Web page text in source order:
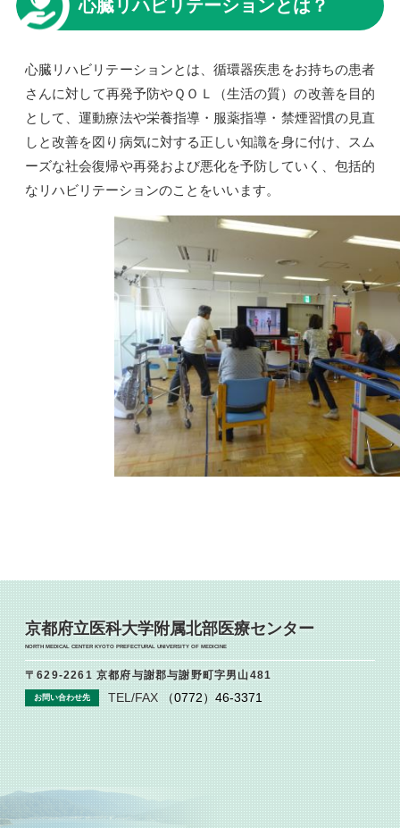
心臓リハビリテーションとは？
心臓リハビリテーションとは、循環器疾患をお持ちの患者
さんに対して再発予防やＱＯＬ（生活の質）の改善を目的
として、運動療法や栄養指導・服薬指導・禁煙習慣の見直
しと改善を図り病気に対する正しい知識を身に付け、スム
ーズな社会復帰や再発および悪化を予防していく、包括的
なリハビリテーションのことをいいます。
京都府立医科大学附属北部医療センター
NORTH MEDICAL CENTER KYOTO PREFECTURAL UNIVERSITY OF MEDICINE
〒629-2261 京都府与謝郡与謝野町字男山481
お問い合わせ先 TEL/FAX（0772）46-3371